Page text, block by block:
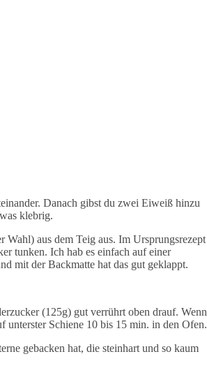
Danach gibst du zwei Eiweiß hinzu
klebrig.
Wahl) aus dem Teig aus. Im Ursprungsrezept
tunken. Ich hab es einfach auf einer
mit der Backmatte hat das gut geklappt.
(125g) gut verrührt oben drauf. Wenn
unterster Schiene 10 bis 15 min. in den Ofen.
gebacken hat, die steinhart und so kaum